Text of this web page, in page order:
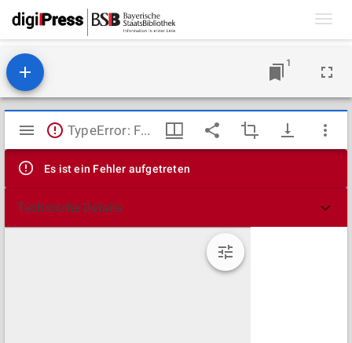
1
Mirador
Viewer
TypeError: Failed to fetch
Es ist ein Fehler aufgetreten
Technische Details